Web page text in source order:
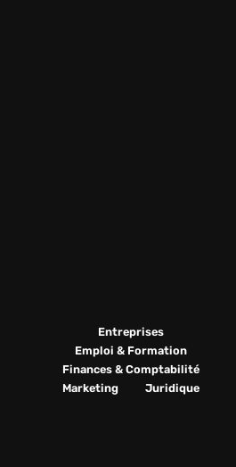
Entreprises
Emploi & Formation
Finances & Comptabilité
Marketing
Juridique